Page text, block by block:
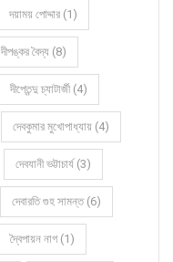
দয়াময় পোদ্দার (1)
দীপঙ্কর বৈদ্য (8)
দীপ্তেন্দু চ্যাটার্জী (4)
দেবকুমার মুখোপাধ্যায় (4)
দেবযানী ভট্টাচার্য (3)
দেবারতি গুহ সামন্ত (6)
দ্বৈপায়ন নাগ (1)